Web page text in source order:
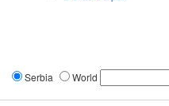
Serbia World